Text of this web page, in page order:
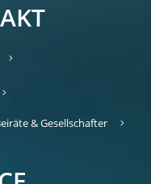
& Gesellschafter